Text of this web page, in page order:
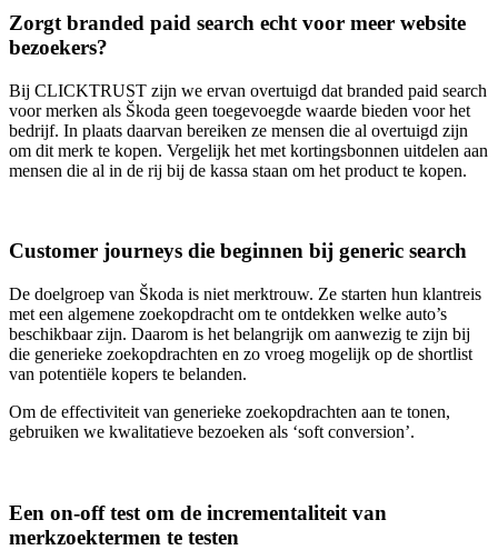
Zorgt branded paid search echt voor meer website
bezoekers?
Bij CLICKTRUST zijn we ervan overtuigd dat branded paid search
voor merken als Škoda geen toegevoegde waarde bieden voor het
bedrijf. In plaats daarvan bereiken ze mensen die al overtuigd zijn
om dit merk te kopen. Vergelijk het met kortingsbonnen uitdelen aan
mensen die al in de rij bij de kassa staan om het product te kopen.
Customer journeys die beginnen bij generic search
De doelgroep van Škoda is niet merktrouw. Ze starten hun klantreis
met een algemene zoekopdracht om te ontdekken welke auto’s
beschikbaar zijn. Daarom is het belangrijk om aanwezig te zijn bij
die generieke zoekopdrachten en zo vroeg mogelijk op de shortlist
van potentiële kopers te belanden.
Om de effectiviteit van generieke zoekopdrachten aan te tonen,
gebruiken we kwalitatieve bezoeken als ‘soft conversion’.
Een on-off test om de incrementaliteit van
merkzoektermen te testen